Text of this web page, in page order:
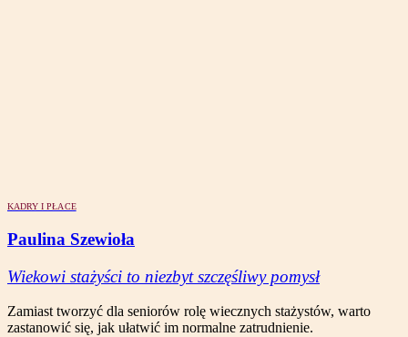
KADRY I PŁACE
Paulina Szewioła
Wiekowi stażyści to niezbyt szczęśliwy pomysł
Zamiast tworzyć dla seniorów rolę wiecznych stażystów, warto
zastanowić się, jak ułatwić im normalne zatrudnienie.